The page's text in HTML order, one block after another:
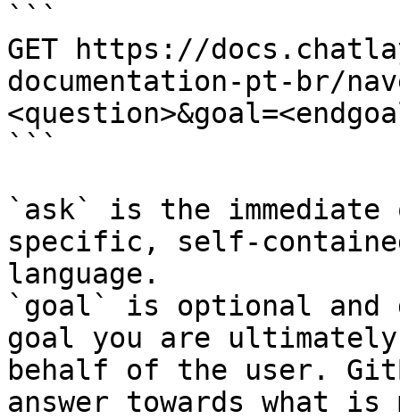
```
GET https://
documentation-pt-br/
```
`ask` is the
specific, self-
language.
`goal` is optional and
goal you are
behalf of the user.
answer towards what